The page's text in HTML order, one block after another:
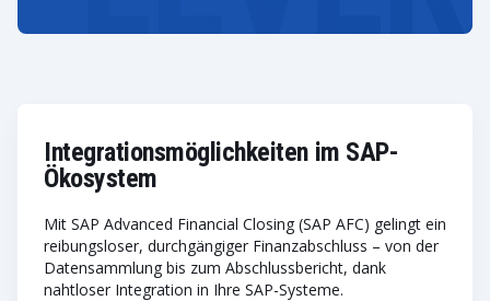
Integrationsmöglichkeiten im SAP-
Ökosystem
Mit SAP Advanced Financial Closing (SAP AFC) gelingt ein
reibungsloser, durchgängiger Finanzabschluss – von der
Datensammlung bis zum Abschlussbericht, dank
nahtloser Integration in Ihre SAP-Systeme.